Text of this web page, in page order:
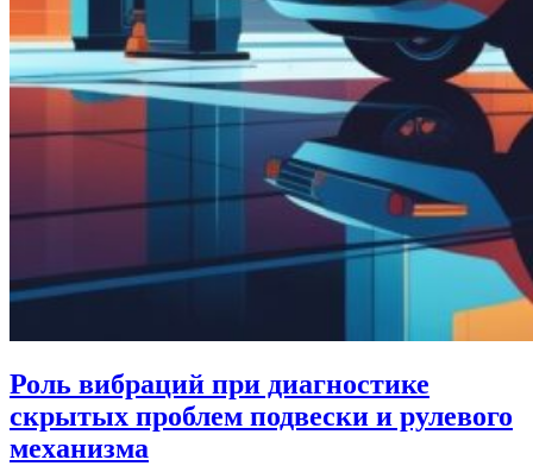
Роль вибраций при диагностике
скрытых проблем подвески и рулевого
механизма